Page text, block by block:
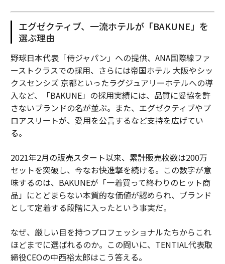
エグゼクティブ、一流ホテルが「BAKUNE」を
選ぶ理由
野球日本代表「侍ジャパン」への提供、ANA国際線ファ
ーストクラスでの採用、さらには帝国ホテル 大阪やシッ
クスセンシズ 京都といったラグジュアリーホテルへの導
入など、「BAKUNE」の採用実績には、品質に妥協を許
さないブランドの名が並ぶ。また、エグゼクティブやプ
ロアスリートが、愛用を公言するなど支持を広げてい
る。
2021年2月の販売スタート以来、累計販売枚数は200万
セットを突破し、今なお快進撃を続ける。この数字が意
味するのは、BAKUNEが「一着買って終わりのヒット商
品」にとどまらない本質的な価値が認められ、ブランド
として定着する段階に入ったという事実だ。
なぜ、厳しい目を持つプロフェッショナルたちからこれ
ほどまでに選ばれるのか。この問いに、TENTIAL代表取
締役CEOの中西裕太郎はこう答える。